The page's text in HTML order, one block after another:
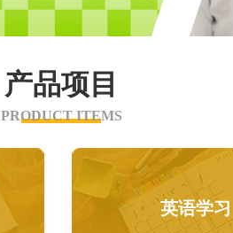
产品项目
PRODUCT ITEMS
英语学习